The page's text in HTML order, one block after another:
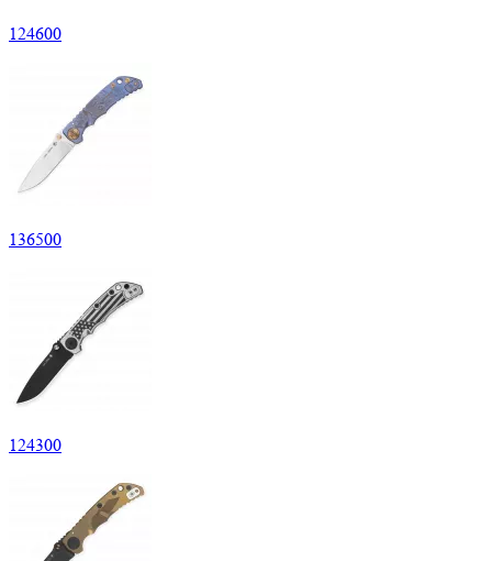
124600
136500
124300